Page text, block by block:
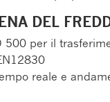
DEL
500 per il
reale e